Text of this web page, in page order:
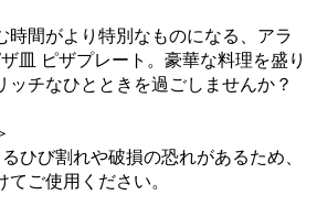
時間がより特別なものになる、アラ
皿 ピザプレート。豪華な料理を盛り
ッチなひとときを過ごしませんか？
ひび割れや破損の恐れがあるため、
ご使用ください。